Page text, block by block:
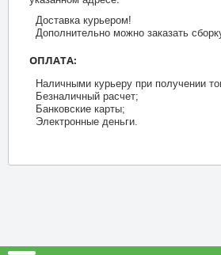
Доставка курьером!
Дополнительно можно заказать
ОПЛАТА:
Наличными курьеру при получении
Безналичный расчет;
Банковские карты;
Электронные деньги.